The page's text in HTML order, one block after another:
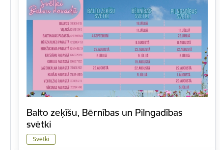
Balto zeķīšu, Bērnības un Pilngadības
svētki
Svētki